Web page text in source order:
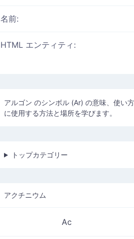
名前:
HTML エンティティ:
アルゴン のシンボル (Ar) の意味、使い
に使用する方法と場所を学びます。
トップカテゴリー
アクチニウム
Ac